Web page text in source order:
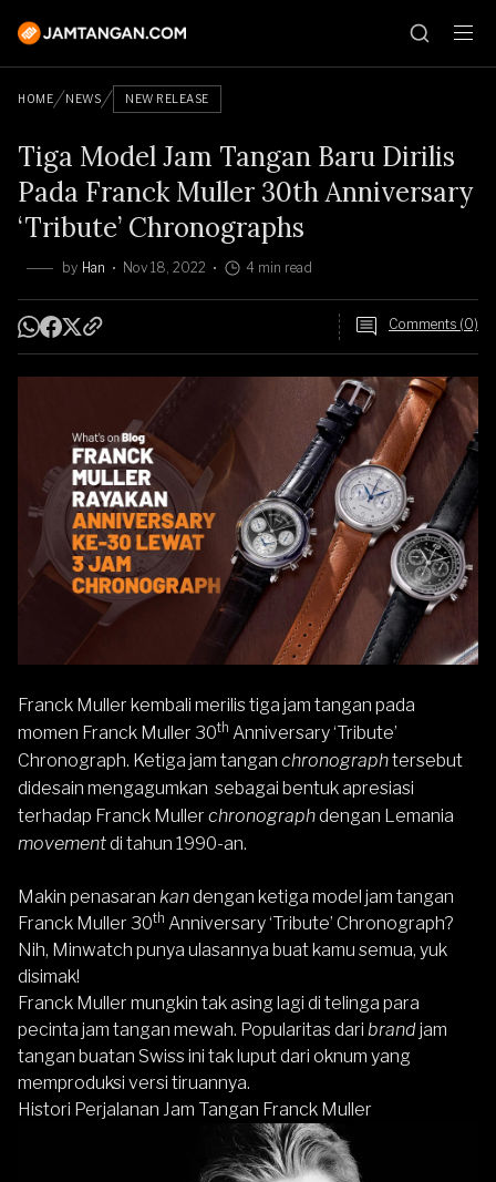
HOME NEWS NEW RELEASE
Tiga Model Jam Tangan Baru Dirilis
Pada Franck Muller 30th Anniversary
‘Tribute’ Chronographs
by Han Nov 18, 2022 4 min read
Comments (0)
Franck Muller kembali merilis tiga jam tangan pada
momen Franck Muller 30th Anniversary ‘Tribute’
Chronograph. Ketiga jam tangan chronographtersebut
didesain mengagumkan sebagai bentuk apresiasi
terhadap Franck Muller chronographdengan Lemania
movementdi tahun 1990-an.
Makin penasaran kandengan ketiga model jam tangan
Franck Muller 30th Anniversary ‘Tribute’ Chronograph?
Nih, Minwatch punya ulasannya buat kamu semua, yuk
disimak!
Franck Muller mungkin tak asing lagi di telinga para
pecinta jam tangan mewah. Popularitas dari brandjam
tangan buatan Swiss ini tak luput dari oknum yang
memproduksi versi tiruannya.
Histori Perjalanan Jam Tangan Franck Muller